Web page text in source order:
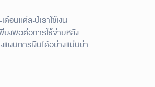
อนแต่ละปีเราใช้เงิน
ยงพอต่อการใช้จ่ายหลัง
ผนการเงินได้อย่างแม่นยำ